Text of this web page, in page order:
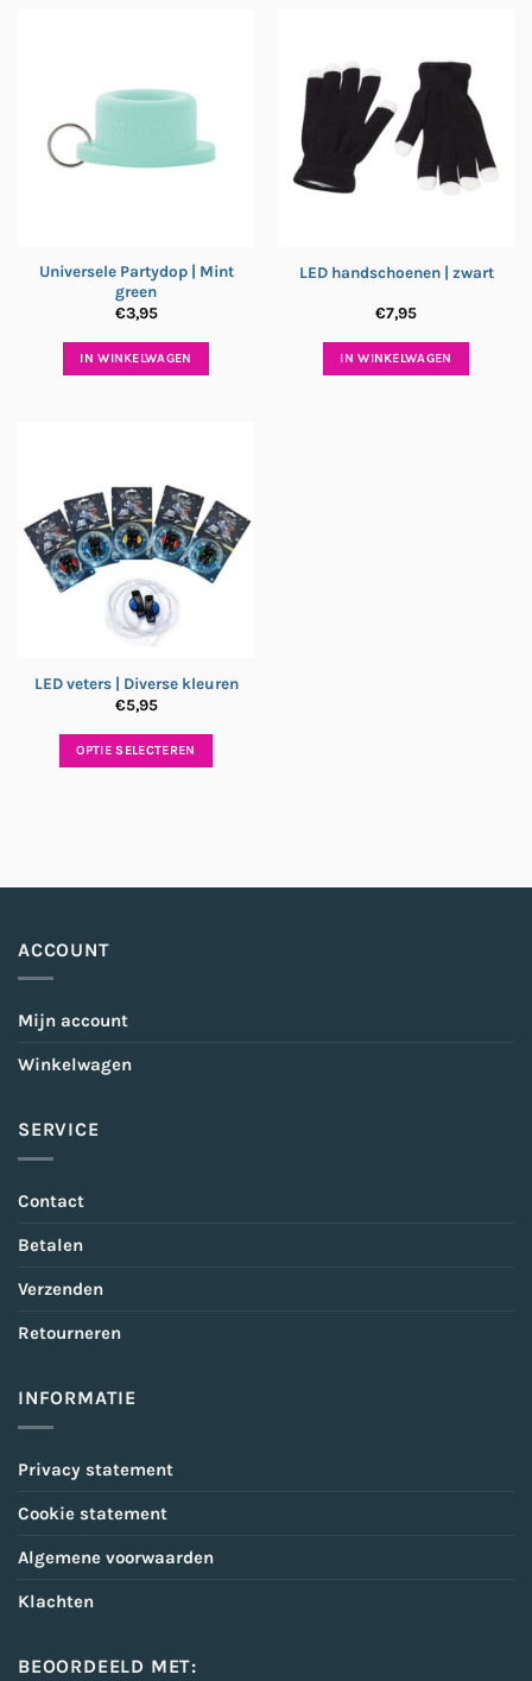
Universele Partydop | Mint
green
€3,95
IN WINKELWAGEN
LED handschoenen | zwart
€7,95
IN WINKELWAGEN
LED veters | Diverse kleuren
€5,95
OPTIE SELECTEREN
ACCOUNT
Mijn account
Winkelwagen
SERVICE
Contact
Betalen
Verzenden
Retourneren
INFORMATIE
Privacy statement
Cookie statement
Algemene voorwaarden
Klachten
BEOORDEELD MET: